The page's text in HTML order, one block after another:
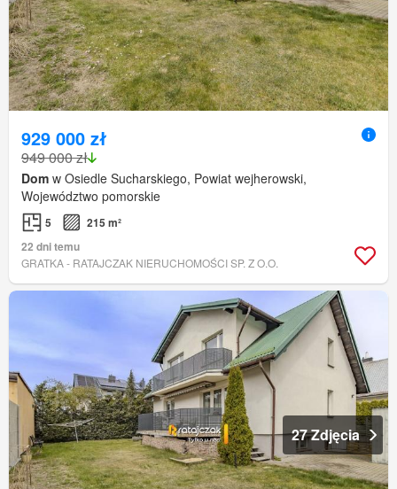
929 000 zł
949 000 zł
Dom w Osiedle Sucharskiego, Powiat wejherowski,
Województwo pomorskie
5
215 m²
22 dni temu
GRATKA - RATAJCZAK NIERUCHOMOŚCI SP. Z O.O.
27 Zdjęcia